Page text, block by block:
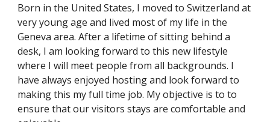
Born in the United States, I moved to Switzerland at
very young age and lived most of my life in the
Geneva area. After a lifetime of sitting behind a
desk, I am looking forward to this new lifestyle
where I will meet people from all backgrounds. I
have always enjoyed hosting and look forward to
making this my full time job. My objective is to to
ensure that our visitors stays are comfortable and